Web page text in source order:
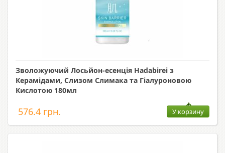
Зволожуючий Лосьйон-есенція Hadabirei з
Керамідами, Слизом Слимака та Гіалуроновою
Кислотою 180мл
576.4 грн. У корзину